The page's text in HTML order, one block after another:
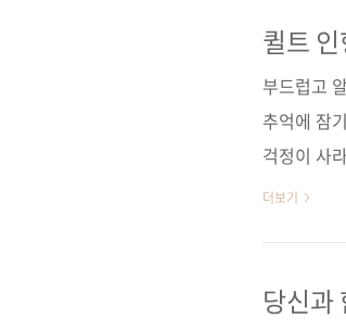
니다. 곧
입니다. 서
퀼트
부드럽고
추억에 잠
걱정이 사
을 바느질
트 인형들
더보기
당신과